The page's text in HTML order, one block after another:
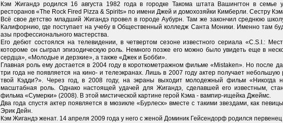
Кэм Жигандэ родился 16 августа 1982 года в городке Такома штата Вашингтон в семье
ресторанов «The Rock Fired Pizza & Spirits» по имени Джей и домохозяйки Кимберли. Сестру
Всё свое детство младший Жигандэ провел в городе Аубурн. Там же закончил среднюю
Калифорнию, где поступает на учебу в Общественный колледж Санта Моники. Именно там
азы профессионального мастерства.
Его дебют состоялся на телевидении, в четвертом сезоне известного сериала «C.S.I.:
котороме он сыграл эпизодическую роль. Немного позже его можно было увидеть еще в
сердца», «Молодые и дерзкие», а также «Джек и Бобби».
Главная роль ему достается в 2004 году в короткометражном фильме «Mistaken». Но после
три года не появляется на кино- и телеэкранах. Лишь в 2007 году актер получает
твой Кэдди?». Через год, в 2008 году, на экраны выходит молодежный фильм «Никогда
масштабная роль. Однако настоящей удачей для Жигандэ, сделавшей его известным,
фильма «Сумерки» (2008). В этой мистической картине герой Кэма - вампир-ищейка Джеймс.
Два года спустя актер появляется в мюзикле «Бурлеск» вместе с такими звездами, как
Эрик Дейн.
Кэм Жигандэ женат. 14 апреля 2009 года у него с женой Доминик Гейсендорф родился
смотреть всё